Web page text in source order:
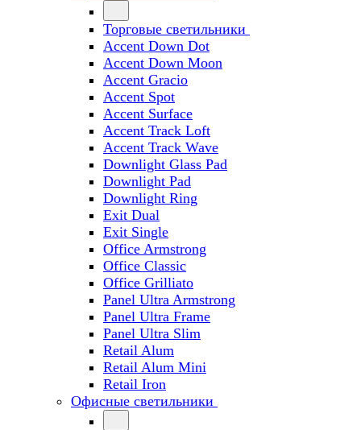
Торговые светильники
Accent Down Dot
Accent Down Moon
Accent Gracio
Accent Spot
Accent Surface
Accent Track Loft
Accent Track Wave
Downlight Glass Pad
Downlight Pad
Downlight Ring
Exit Dual
Exit Single
Office Armstrong
Office Classic
Office Grilliato
Panel Ultra Armstrong
Panel Ultra Frame
Panel Ultra Slim
Retail Alum
Retail Alum Mini
Retail Iron
Офисные светильники